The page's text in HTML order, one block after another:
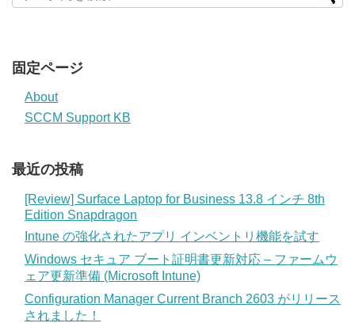
固定ページ
About
SCCM Support KB
最近の投稿
[Review] Surface Laptop for Business 13.8 インチ 8th
Edition Snapdragon
Intune の強化されたアプリ インベントリ機能を試す
Windows セキュア ブート証明書更新対応 – ファームウ
ェア更新準備 (Microsoft Intune)
Configuration Manager Current Branch 2603 がリリース
されました！